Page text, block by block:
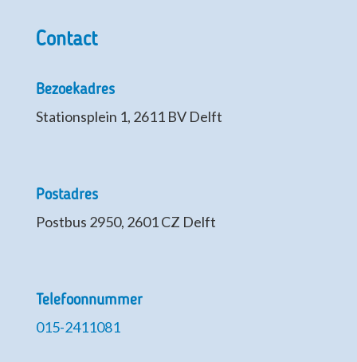
Contact
Bezoekadres
Stationsplein 1, 2611 BV Delft
Postadres
Postbus 2950, 2601 CZ Delft
Telefoonnummer
015-2411081